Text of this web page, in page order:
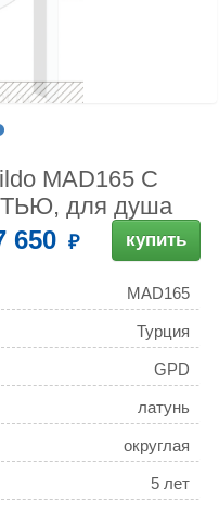
MAD165 С
для душа
650 купить
MAD165
Турция
GPD
латунь
округлая
5 лет